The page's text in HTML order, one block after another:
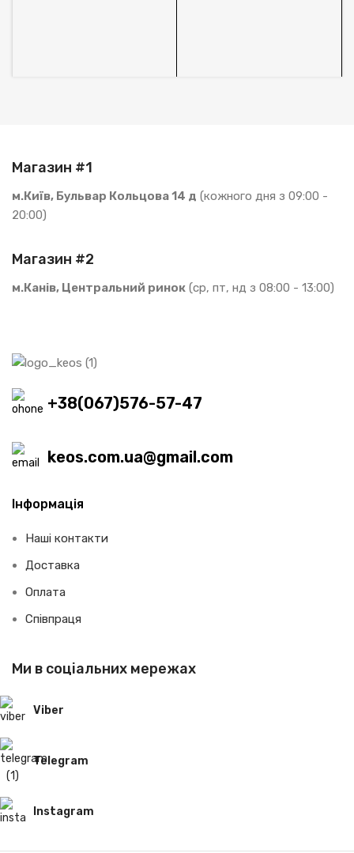
Магазин #1
м.Київ, Бульвар Кольцова 14 д (кожного дня з 09:00 -
20:00)
Магазин #2
м.Канів, Центральний ринок (ср, пт, нд з 08:00 - 13:00)
+38(067)576-57-47
keos.com.ua@gmail.com
Інформація
Наші контакти
Доставка
Оплата
Співпраця
Ми в соціальних мережах
Viber
Telegram
Instagram